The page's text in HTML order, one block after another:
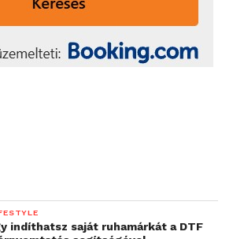
indíthatsz saját ruhamárkát a DTF